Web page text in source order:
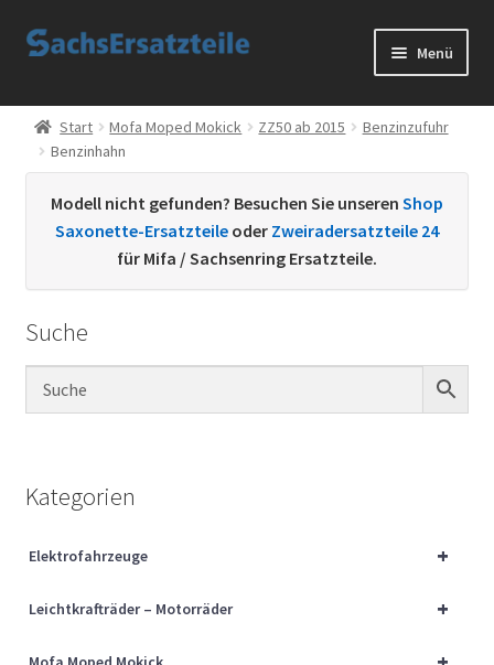
Zur
Zum
Menü
Start
AGB
Datenschutzerklärung
Kontakt
Sachs Ersatzteile
Über uns
Start Mofa Moped Mokick ZZ50 ab 2015
Benzinzufuhr
Benzinhahn
Modell nicht gefunden? Besuchen Sie unseren Shop
Saxonette-Ersatzteile oder Zweiradersatzteile 24
für Mifa / Sachsenring Ersatzteile.
Suche
Kategorien
+
Elektrofahrzeuge
+
Leichtkrafträder – Motorräder